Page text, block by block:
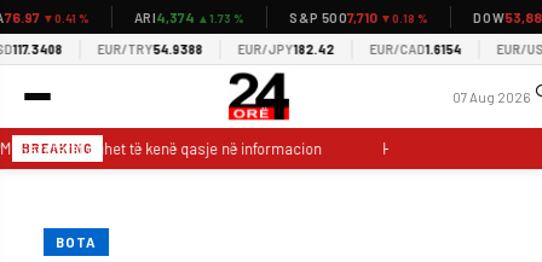
▼0.41 % ARI4,374▲1.73 % S&P 5007,710▼0.18 % DOW53,885
EUR/TRY54.9388 EUR/JPY182.42 EUR/CAD1.6154 EUR/USD
07 Aug 2026
BREAKING
Gazetarët duhet të kenë qasje në informacion Hoti: LDK ka vullnet
BOTA